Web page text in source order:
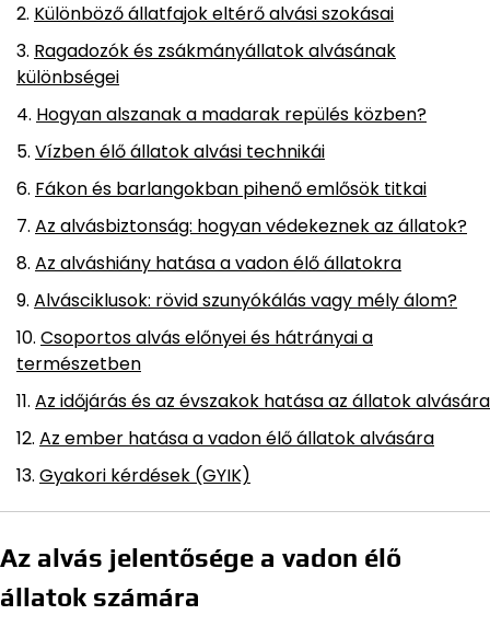
Különböző állatfajok eltérő alvási szokásai
Ragadozók és zsákmányállatok alvásának
különbségei
Hogyan alszanak a madarak repülés közben?
Vízben élő állatok alvási technikái
Fákon és barlangokban pihenő emlősök titkai
Az alvásbiztonság: hogyan védekeznek az állatok?
Az alváshiány hatása a vadon élő állatokra
Alvásciklusok: rövid szunyókálás vagy mély álom?
Csoportos alvás előnyei és hátrányai a
természetben
Az időjárás és az évszakok hatása az állatok alvására
Az ember hatása a vadon élő állatok alvására
Gyakori kérdések (GYIK)
Az alvás jelentősége a vadon élő
állatok számára